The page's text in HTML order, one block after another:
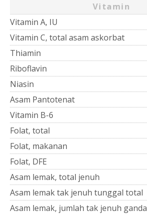
Vitamin
Vitamin A, IU
Vitamin C, total asam askorbat
Thiamin
Riboflavin
Niasin
Asam Pantotenat
Vitamin B-6
Folat, total
Folat, makanan
Folat, DFE
Asam lemak, total jenuh
Asam lemak tak jenuh tunggal total
Asam lemak, jumlah tak jenuh ganda